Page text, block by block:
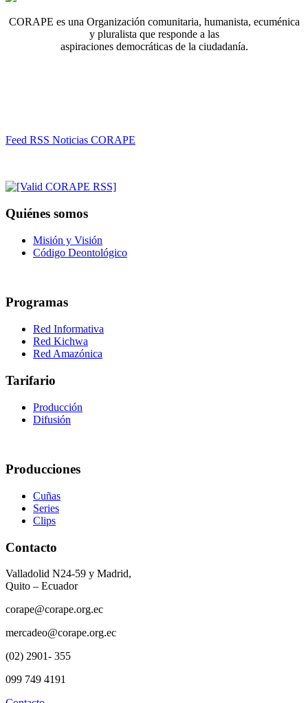
CORAPE es una Organización comunitaria, humanista, ecuménica
y pluralista que responde a las
aspiraciones democráticas de la ciudadanía.
Feed RSS Noticias CORAPE
Quiénes somos
Misión y Visión
Código Deontológico
Programas
Red Informativa
Red Kichwa
Red Amazónica
Tarifario
Producción
Difusión
Producciones
Cuñas
Series
Clips
Contacto
Valladolid N24-59 y Madrid,
Quito – Ecuador
corape@corape.org.ec
mercadeo@corape.org.ec
(02) 2901- 355
099 749 4191